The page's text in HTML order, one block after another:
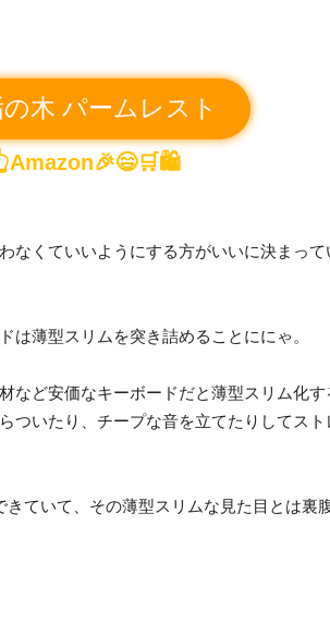
木 パームレスト
なくていいようにする方がいいに決まって
は薄型スリムを突き詰めることににゃ。
など安価なキーボードだと薄型スリム化す
ついたり、チープな音を立てたりしてス
ていて、その薄型スリムな見た目とは裏